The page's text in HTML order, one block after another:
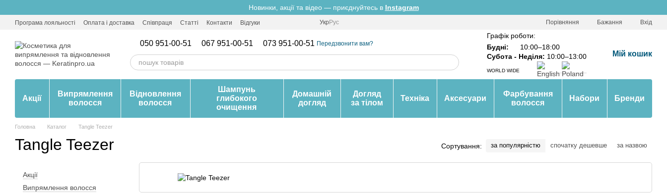
Новинки, акції та відео — приєднуйтесь в Instagram
Програма лояльності Оплата і доставка Співпраця Статті Контакти Відгуки УкрРус Порівняння Бажання Вхід
050 951-00-51 067 951-00-51 073 951-00-51 Передзвонити вам?
Графік роботи:
Будні:
10:00–18:00
Субота - Неділя: 10:00–13:00
WORLD WIDE
Мій кошик
Акції
Випрямлення
волосся
Відновлення
волосся
Шампунь
глибокого
очищення
Домашній
догляд
Догляд
за тілом
Техніка Аксесуари
Фарбування
волосся
Набори Бренди
Головна Каталог Tangle Teezer
Tangle Teezer Сортування: за популярністю спочатку дешевше за назвою
Акції
Випрямлення волосся